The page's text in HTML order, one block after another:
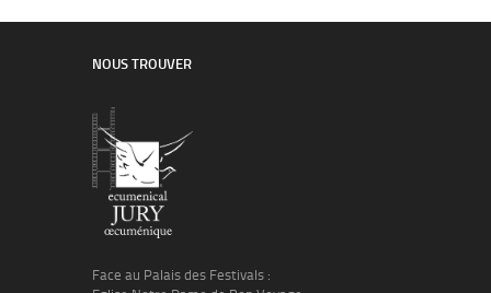
NOUS TROUVER
Face au Palais des Festivals :